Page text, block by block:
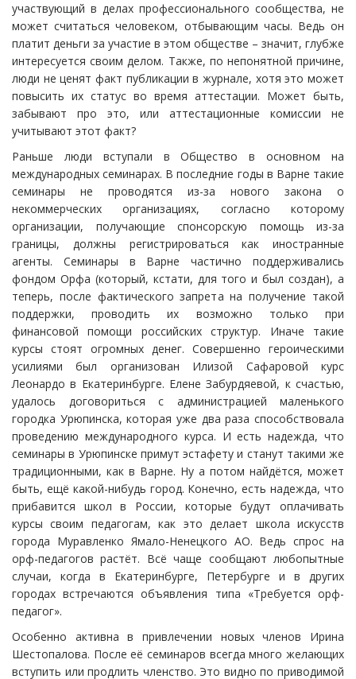
участвующий в делах профессионального сообщества, не
может считаться человеком, отбывающим часы. Ведь он
платит деньги за участие в этом обществе – значит, глубже
интересуется своим делом. Также, по непонятной причине,
люди не ценят факт публикации в журнале, хотя это может
повысить их статус во время аттестации. Может быть,
забывают про это, или аттестационные комиссии не
учитывают этот факт?
Раньше люди вступали в Общество в основном на
международных семинарах. В последние годы в Варне такие
семинары не проводятся из-за нового закона о
некоммерческих организациях, согласно которому
организации, получающие спонсорскую помощь из-за
границы, должны регистрироваться как иностранные
агенты. Семинары в Варне частично поддерживались
фондом Орфа (который, кстати, для того и был создан), а
теперь, после фактического запрета на получение такой
поддержки, проводить их возможно только при
финансовой помощи российских структур. Иначе такие
курсы стоят огромных денег. Совершенно героическими
усилиями был организован Илизой Сафаровой курс
Леонардо в Екатеринбурге. Елене Забурдяевой, к счастью,
удалось договориться с администрацией маленького
городка Урюпинска, которая уже два раза способствовала
проведению международного курса. И есть надежда, что
семинары в Урюпинске примут эстафету и станут такими же
традиционными, как в Варне. Ну а потом найдётся, может
быть, ещё какой-нибудь город. Конечно, есть надежда, что
прибавится школ в России, которые будут оплачивать
курсы своим педагогам, как это делает школа искусств
города Муравленко Ямало-Ненецкого АО. Ведь спрос на
орф-педагогов растёт. Всё чаще сообщают любопытные
случаи, когда в Екатеринбурге, Петербурге и в других
городах встречаются объявления типа «Требуется орф-
педагог».
Особенно активна в привлечении новых членов Ирина
Шестопалова. После её семинаров всегда много желающих
вступить или продлить членство. Это видно по приводимой